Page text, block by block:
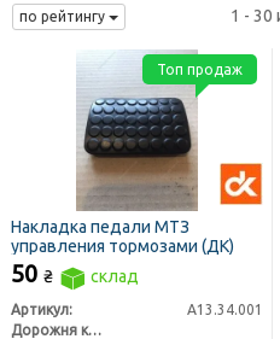
по рейтингу 1 - 30
Накладка педали МТЗ
управления тормозами (ДК)
50 ₴ склад
Артикул:
А13.34.001
Дорожня карта
Топ продаж